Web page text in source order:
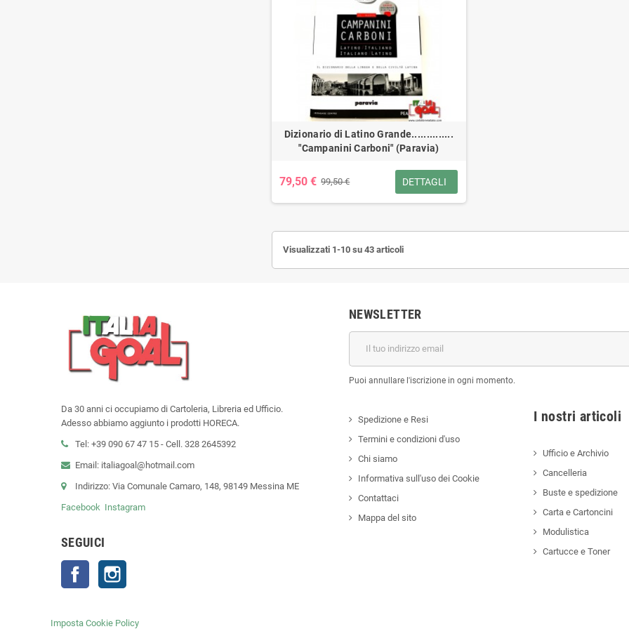
Dizionario di Latino Grande..............
"Campanini Carboni" (Paravia)
79,50 € 99,50 € DETTAGLI
Visualizzati 1-10 su 43 articoli
Da 30 anni ci occupiamo di Cartoleria, Libreria ed Ufficio.
Adesso abbiamo aggiunto i prodotti HORECA.
Tel: +39 090 67 47 15 - Cell. 328 2645392
Email: italiagoal@hotmail.com
Indirizzo: Via Comunale Camaro, 148, 98149 Messina ME
Facebook Instagram
SEGUICI
Facebook
NEWSLETTER
Puoi annullare l'iscrizione in ogni momento.
Spedizione e Resi
Termini e condizioni d'uso
Chi siamo
Informativa sull'uso dei Cookie
Contattaci
Mappa del sito
I nostri
Ufficio e Archivio
Cancelleria
Buste e spedizione
Carta e Cartoncini
Modulistica
Cartucce e Toner
Imposta Cookie Policy